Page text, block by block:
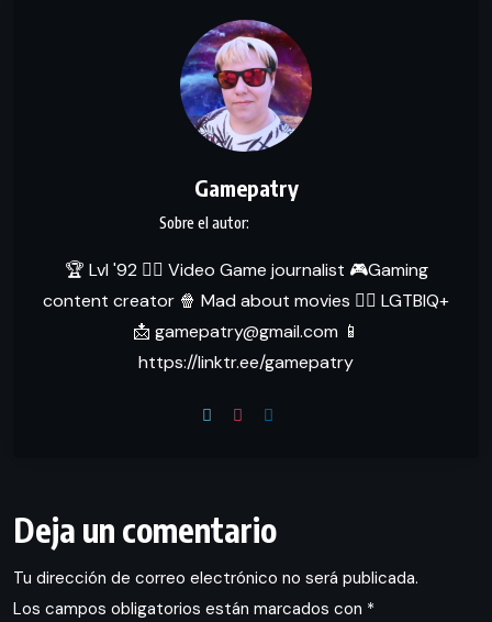
Gamepatry
🏆 Lvl '92 ✍🏻 Video Game journalist 🎮Gaming
content creator 🍿 Mad about movies 🏳‍🌈 LGTBIQ+
📩 gamepatry@gmail.com 📱
https://linktr.ee/gamepatry
Deja un comentario
Tu dirección de correo electrónico no será publicada.
Los campos obligatorios están marcados con *